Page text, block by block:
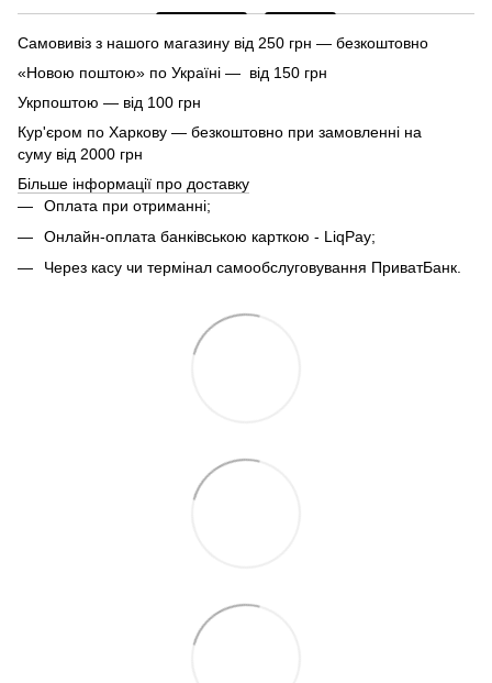
Самовивіз з нашого магазину від 250 грн — безкоштовно
«Новою поштою» по Україні — від 150 грн
Укрпоштою — від 100 грн
Кур'єром по Харкову — безкоштовно при замовленні на
суму від 2000 грн
Більше інформації про доставку
Оплата при отриманні;
Онлайн-оплата банківською карткою - LiqPay;
Через касу чи термінал самообслуговування ПриватБанк.